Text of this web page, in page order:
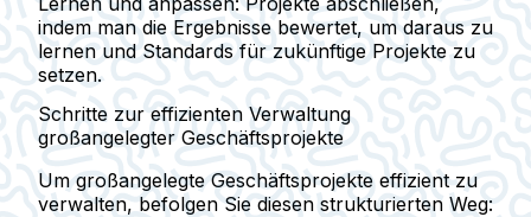
indem man die Ergebnisse bewertet, um daraus zu
lernen und Standards für zukünftige Projekte zu
setzen.
Schritte zur effizienten Verwaltung
großangelegter Geschäftsprojekte
Um großangelegte Geschäftsprojekte effizient zu
verwalten, befolgen Sie diesen strukturierten Weg: